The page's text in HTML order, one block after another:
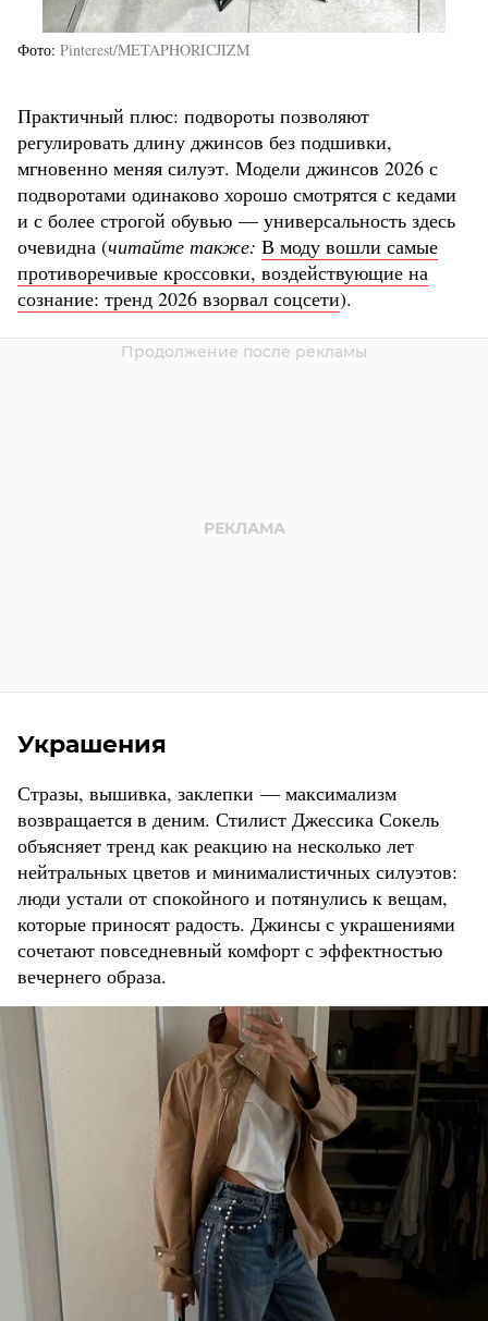
Фото Pinterest/METAPHORICJIZM
Практичный плюс: подвороты позволяют
регулировать длину джинсов без подшивки,
мгновенно меняя силуэт. Модели джинсов 2026 с
подворотами одинаково хорошо смотрятся с кедами
и с более строгой обувью — универсальность здесь
очевидна (читайте также: В моду вошли самые
противоречивые кроссовки, воздействующие на
сознание: тренд 2026 взорвал соцсети).
Украшения
Стразы, вышивка, заклепки — максимализм
возвращается в деним. Стилист Джессика Сокель
объясняет тренд как реакцию на несколько лет
нейтральных цветов и минималистичных силуэтов:
люди устали от спокойного и потянулись к вещам,
которые приносят радость. Джинсы с украшениями
сочетают повседневный комфорт с эффектностью
вечернего образа.